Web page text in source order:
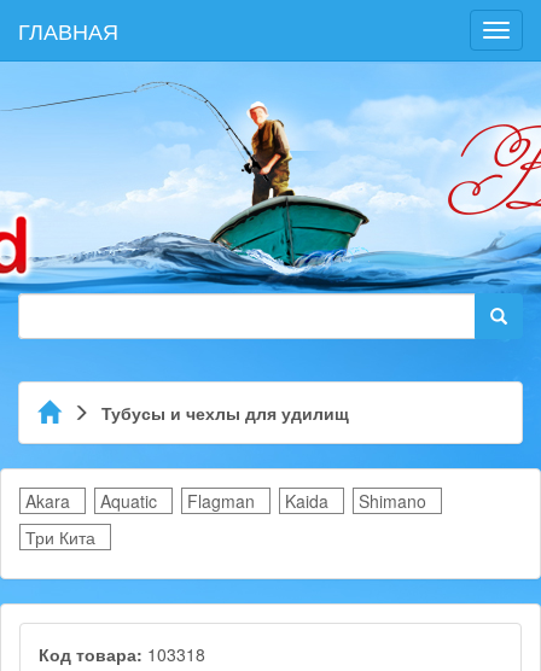
ГЛАВНАЯ
Тубусы и чехлы для удилищ
Akara Aquatic Flagman Kaida
Shimano
Три Кита
Код товара: 103318